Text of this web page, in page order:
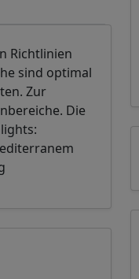
Richtlinien
sind optimal
Zur
Die